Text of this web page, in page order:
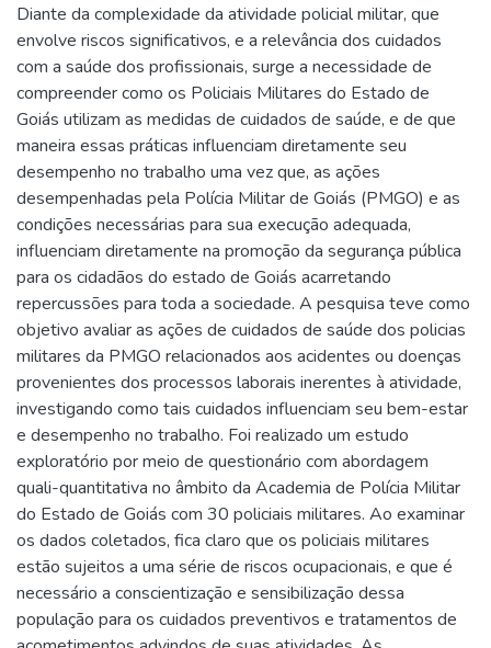
Diante da complexidade da atividade policial militar, que
envolve riscos significativos, e a relevância dos cuidados
com a saúde dos profissionais, surge a necessidade de
compreender como os Policiais Militares do Estado de
Goiás utilizam as medidas de cuidados de saúde, e de que
maneira essas práticas influenciam diretamente seu
desempenho no trabalho uma vez que, as ações
desempenhadas pela Polícia Militar de Goiás (PMGO) e as
condições necessárias para sua execução adequada,
influenciam diretamente na promoção da segurança pública
para os cidadãos do estado de Goiás acarretando
repercussões para toda a sociedade. A pesquisa teve como
objetivo avaliar as ações de cuidados de saúde dos policias
militares da PMGO relacionados aos acidentes ou doenças
provenientes dos processos laborais inerentes à atividade,
investigando como tais cuidados influenciam seu bem-estar
e desempenho no trabalho. Foi realizado um estudo
exploratório por meio de questionário com abordagem
quali-quantitativa no âmbito da Academia de Polícia Militar
do Estado de Goiás com 30 policiais militares. Ao examinar
os dados coletados, fica claro que os policiais militares
estão sujeitos a uma série de riscos ocupacionais, e que é
necessário a conscientização e sensibilização dessa
população para os cuidados preventivos e tratamentos de